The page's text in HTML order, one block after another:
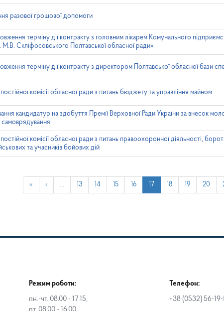
разової грошової допомоги
терміну дії контракту з головним лікарем Комунального
М.В. Скліфосовського Полтавської обласної ради»
терміну дії контракту з директором Полтавської обласної бази
комісії обласної ради з питань бюджету та управління майном
кандидатур на здобуття Премії Верховної Ради України за внесок
самоврядування
комісії обласної ради з питань правоохоронної діяльності,
та учасників бойових дій
« ‹ … 13 14 15 16 17 18 19 20
Режим роботи:
пн.-чт. 08.00 - 17.15,
Телефон:
+38 (0532) 56-19-